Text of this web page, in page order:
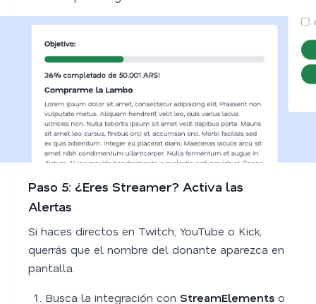
Paso 5: ¿Eres Streamer? Activa las
Alertas
Si haces directos en Twitch, YouTube o Kick,
querrás que el nombre del donante aparezca en
pantalla.
Busca la integración con StreamElements o